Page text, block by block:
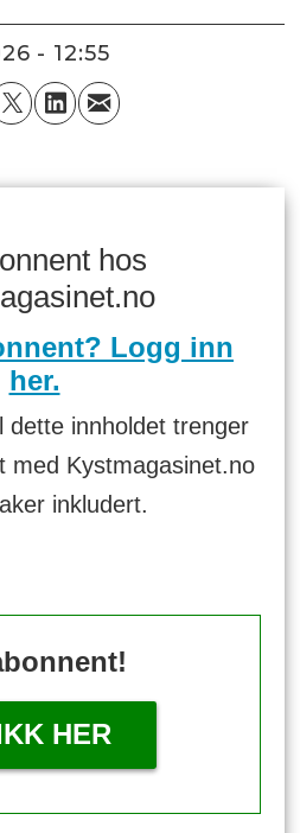
- 12:55
hos
Logg inn
her.
dette innholdet trenger
med Kystmagasinet.no
inkludert.
HER